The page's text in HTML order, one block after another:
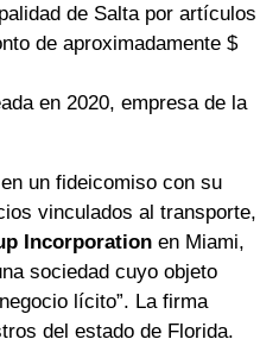
de Salta por artículos
de aproximadamente $
en 2020, empresa de la
un fideicomiso con su
vinculados al transporte,
Incorporation en Miami,
sociedad cuyo objeto
lícito”. La firma
del estado de Florida.